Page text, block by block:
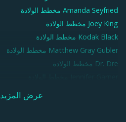
Amanda Seyfried مخطط الولادة
Joey King مخطط الولادة
Kodak Black مخطط الولادة
Matthew Gray Gubler مخطط الولادة
Dr. Dre مخطط الولادة
مخطط الولادة
عرض المزيد